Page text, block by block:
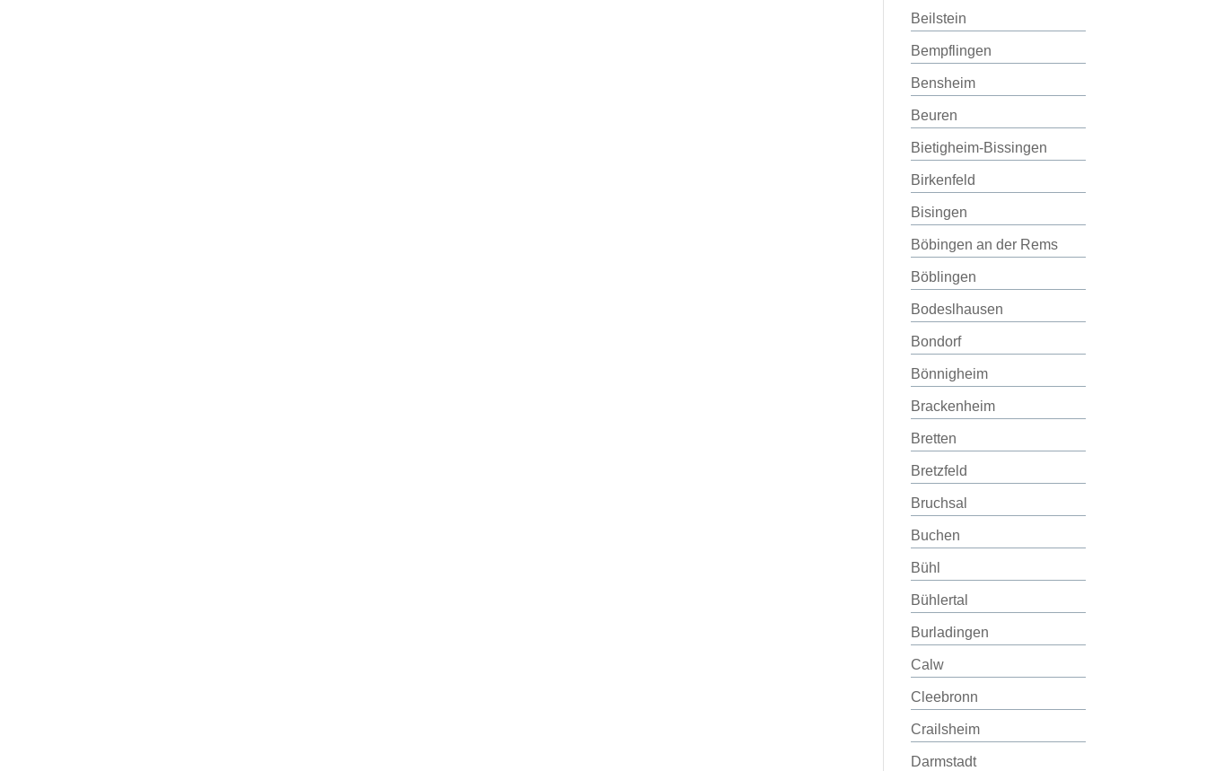
Beilstein
Bempflingen
Bensheim
Beuren
Bietigheim-Bissingen
Birkenfeld
Bisingen
Böbingen an der Rems
Böblingen
Bodeslhausen
Bondorf
Bönnigheim
Brackenheim
Bretten
Bretzfeld
Bruchsal
Buchen
Bühl
Bühlertal
Burladingen
Calw
Cleebronn
Crailsheim
Darmstadt